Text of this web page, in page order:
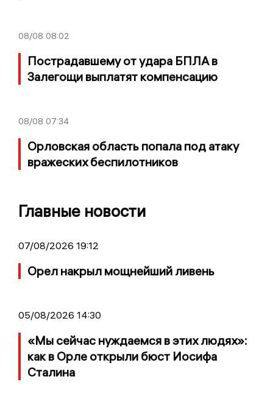
08/08 08:02
Пострадавшему от удара БПЛА в
Залегощи выплатят компенсацию
08/08 07:34
Орловская область попала под атаку
вражеских беспилотников
Главные новости
07/08/2026 19:12
Орел накрыл мощнейший ливень
05/08/2026 14:30
«Мы сейчас нуждаемся в этих людях»:
как в Орле открыли бюст Иосифа
Сталина